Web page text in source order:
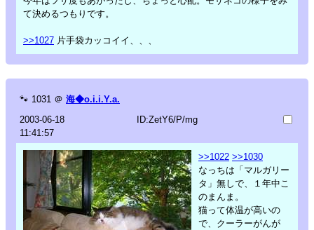
て決めるつもりです。
>>1027 片手袋カッコイイ、、、
🐾 1031 ＠ 海◆o.i.i.Y.a.
2003-06-18
11:41:57
ID:ZetY6/P/mg
>>1022 >>1030
なっちは「マルガリー
タ」無しで、１年中こ
のまんま。
猫って体温が高いの
で、クーラーがんが